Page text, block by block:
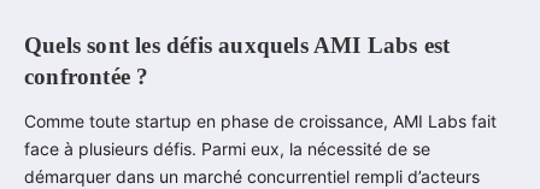
Quels sont les défis auxquels AMI Labs est
confrontée ?
Comme toute startup en phase de croissance, AMI Labs fait
face à plusieurs défis. Parmi eux, la nécessité de se
démarquer dans un marché concurrentiel rempli d’acteurs